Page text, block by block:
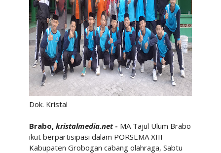
Dok. Kristal
Brabo, kristalmedia.net - MA Tajul Ulum Brabo
ikut berpartisipasi dalam PORSEMA XIII
Kabupaten Grobogan cabang olahraga, Sabtu